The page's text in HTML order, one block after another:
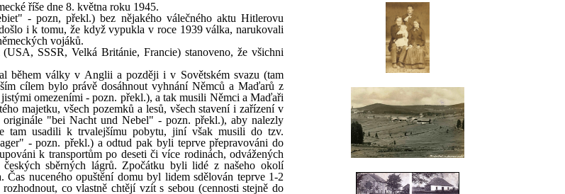
říše dne 8. května roku 1945.
- pozn, překl.) bez nějakého válečného aktu Hitlerovu
i k tomu, že když vypukla v roce 1939 válka, narukovali
vojáků.
SSSR, Velká Británie, Francie) stanoveno, že všichni
během války v Anglii a později i v Sovětském svazu (tam
cílem bylo právě dosáhnout vyhnání Němců a Maďarů z
omezeními - pozn. překl.), a tak musili Němci a Maďaři
majetku, všech pozemků a lesů, všech stavení i zařízení v
"bei Nacht und Nebel" - pozn. překl.), aby nalezly
tam usadili k trvalejšímu pobytu, jiní však musili do tzv.
- pozn. překl.) a odtud pak byli teprve přepravováni do
k transportům po deseti či více rodinách, odvážených
sběrných lágrů. Zpočátku byli lidé z našeho okolí
nuceného opuštění domu byl lidem sdělován teprve 1-2
co vlastně chtějí vzít s sebou (cennosti stejně do